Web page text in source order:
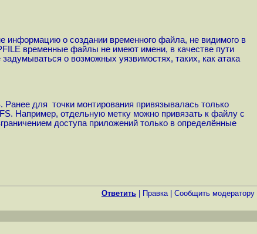
о создании временного файла, не видимого в
временные файлы не имеют имени, в качестве пути
о возможных уязвимостях, таких, как атака
для точки монтирования привязывалась только
Например, отдельную метку можно привязать к файлу с
доступа приложений только в определённые
Ответить Правка| Cообщить модератору